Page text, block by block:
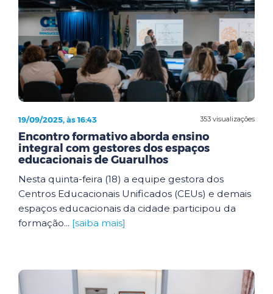
353 visualizações
19/09/2025, às 16:43
Encontro formativo aborda ensino
integral com gestores dos espaços
educacionais de Guarulhos
Nesta quinta-feira (18) a equipe gestora dos
Centros Educacionais Unificados (CEUs) e demais
espaços educacionais da cidade participou da
formação... [saiba mais]